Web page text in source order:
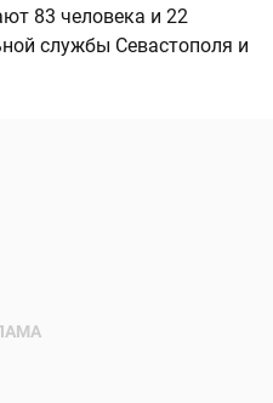
83 человека и 22
службы Севастополя и